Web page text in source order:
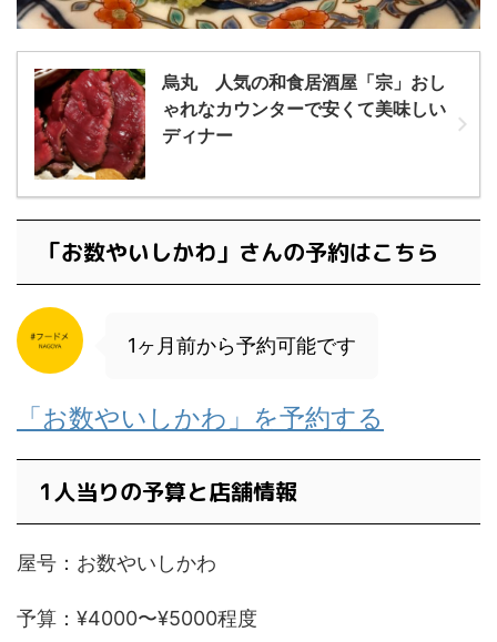
烏丸 人気の和食居酒屋「宗」おし
ゃれなカウンターで安くて美味しい
ディナー
「お数やいしかわ」さんの予約はこちら
1ヶ月前から予約可能です
「お数やいしかわ」を予約する
1人当りの予算と店舗情報
屋号：お数やいしかわ
予算：¥4000〜¥5000程度